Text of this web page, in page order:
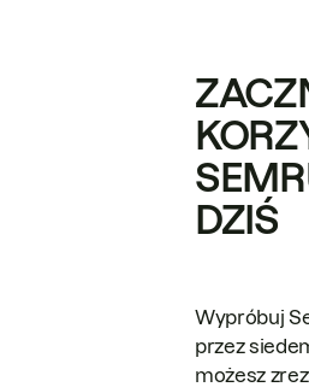
DZIŚ
Wypróbuj
przez
możesz